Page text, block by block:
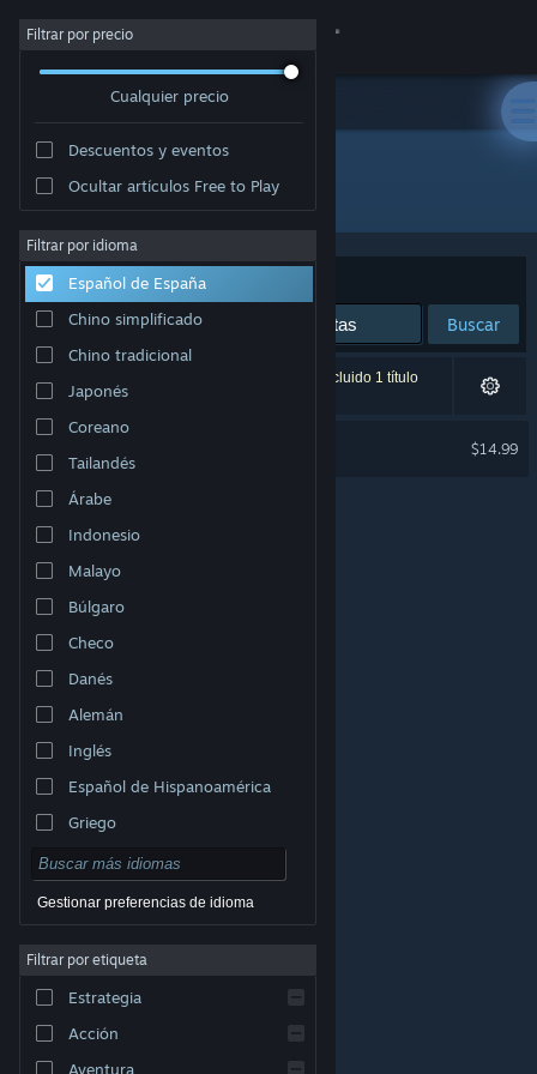
Iniciar sesión
Acerca de
Soporte
Cambiar idioma
Descargar Steam Mobile
Ver versión clásica
© Valve Corporation. Todos los derechos reservados.
respectivos dueños en EE. UU. y otros países.
Acuerdo de Suscriptor a Steam
Cookies
Filtrar por precio
Cualquier precio
Descuentos y eventos
Ocultar artículos Free to Play
Filtrar por idioma
Español de España
Chino simplificado
Chino tradicional
Japonés
Coreano
Tailandés
Árabe
Indonesio
Malayo
Búlgaro
Checo
Danés
Alemán
Inglés
Español de Hispanoamérica
Griego
Gestionar preferencias de idioma
Filtrar por etiqueta
Estrategia
Acción
Aventura
Desarrollador: Wolfdog Interactive
Ordenar por Relevancia
Buscar
1 resultado coincide con la búsqueda. Se ha excluido 1 título
basándose en tus preferencias.
$14.99